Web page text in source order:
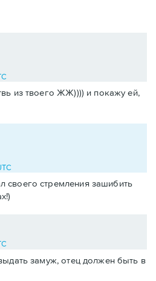
из твоего ЖЖ)))) и покажу ей,
своего стремления зашибить
замуж, отец должен быть в